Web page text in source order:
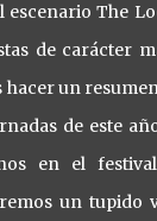
escenario The
de carácter
un
de este
en el
un tupido